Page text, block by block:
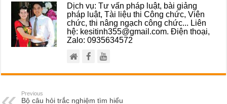
Dịch vụ: Tư vấn pháp luật, bài giảng
pháp luật, Tài liệu thi Công chức, Viên
chức, thi nâng ngạch công chức... Liên
hệ: kesitinh355@gmail.com. Điện thoại,
Zalo: 0935634572
Previous
Bộ câu hỏi trắc nghiệm tìm hiểu